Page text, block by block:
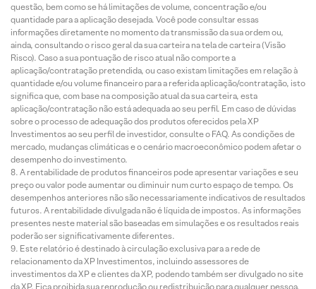
questão, bem como se há limitações de volume, concentração e/ou
quantidade para a aplicação desejada. Você pode consultar essas
informações diretamente no momento da transmissão da sua ordem ou,
ainda, consultando o risco geral da sua carteira na tela de carteira (Visão
Risco). Caso a sua pontuação de risco atual não comporte a
aplicação/contratação pretendida, ou caso existam limitações em relação à
quantidade e/ou volume financeiro para a referida aplicação/contratação, isto
significa que, com base na composição atual da sua carteira, esta
aplicação/contratação não está adequada ao seu perfil. Em caso de dúvidas
sobre o processo de adequação dos produtos oferecidos pela XP
Investimentos ao seu perfil de investidor, consulte o FAQ. As condições de
mercado, mudanças climáticas e o cenário macroeconômico podem afetar o
desempenho do investimento.
A rentabilidade de produtos financeiros pode apresentar variações e seu
preço ou valor pode aumentar ou diminuir num curto espaço de tempo. Os
desempenhos anteriores não são necessariamente indicativos de resultados
futuros. A rentabilidade divulgada não é líquida de impostos. As informações
presentes neste material são baseadas em simulações e os resultados reais
poderão ser significativamente diferentes.
Este relatório é destinado à circulação exclusiva para a rede de
relacionamento da XP Investimentos, incluindo assessores de
investimentos da XP e clientes da XP, podendo também ser divulgado no site
da XP. Fica proibida sua reprodução ou redistribuição para qualquer pessoa,